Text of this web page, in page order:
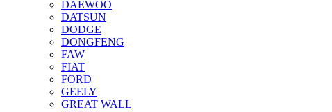
DAEWOO
DATSUN
DODGE
DONGFENG
FAW
FIAT
FORD
GEELY
GREAT WALL